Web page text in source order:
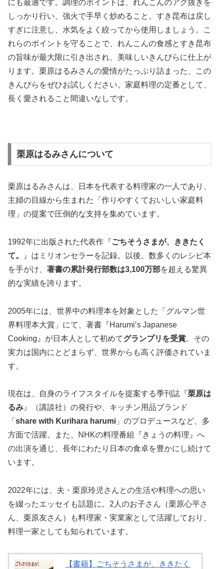
にも最適です。調理のポイントは、れんこんのアク抜きを
しっかり行い、強火で手早く炒めること。すき昆布は戻し
すぎに注意し、水気をよく絞ってから使用しましょう。こ
れらのポイントを守ることで、れんこんの食感とすき昆布
の旨味が最大限に引き出され、美味しいきんぴらに仕上が
ります。栗原はるみさんの愛情がたっぷり詰まった、この
きんぴらをぜひお試しください。家庭料理の定番として、
長く愛されること間違いなしです。
栗原はるみさんについて
栗原はるみさんは、日本を代表する料理家の一人であり、
主婦の目線から生まれた「作りやすくておいしい家庭料
理」の提案で圧倒的な支持を集めています。
1992年に出版された代表作『ごちそうさまが、ききたく
て。
』はミリオンセラーを記録。以後、数多くのレシピ本
を手がけ、 著書の累計発行部数は3,100万部を超える驚異
的な実績を誇ります。
2005年には、世界中の料理本を対象とした「グルマン世
界料理本大賞」にて、著書『Harumi’s Japanese
Cooking』が日本人として初めてグランプリを受賞。その
実力は国内にとどまらず、世界からも高く評価されていま
す。
現在は、自身のライフスタイルを提案する季刊誌『 栗原は
るみ』（講談社）の発行や、キッチン用品ブランド
「 share with Kurihara harumi 」のプロデュースなど、多
方面で活躍。また、NHKの料理番組『きょうの料理』へ
の出演を通じ、長年にわたり日本の食卓を豊かにし続けて
います。
2022年には、夫・栗原玲児さんとの生活や料理への思い
を綴ったエッセイも話題に。2人のお子さん（栗原心平さ
ん、栗原友さん）も料理家・実業家として活躍しており、
料理一家としても知られています。
【書籍】ごちそうさまが、ききたく